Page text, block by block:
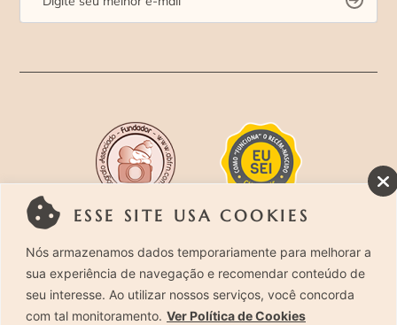
ESSE SITE USA COOKIES
Nós armazenamos dados temporariamente para melhorar a
sua experiência de navegação e recomendar conteúdo de
seu interesse. Ao utilizar nossos serviços, você concorda
com tal monitoramento. Ver Política de Cookies
Rua Costa Carvalho, 419 – Pinheiros, São Paulo –
SP. CEP 05429-130 – Telefone: (11) 94494-1818